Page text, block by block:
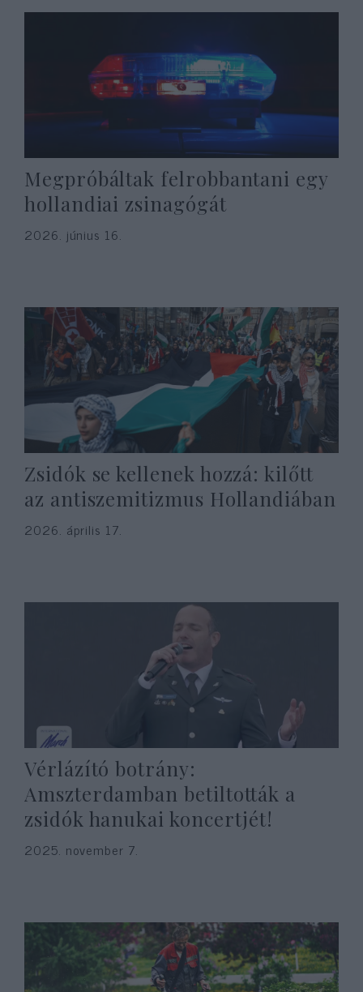
Megpróbáltak felrobbantani egy
hollandiai zsinagógát
2026. június 16.
Zsidók se kellenek hozzá: kilőtt
az antiszemitizmus Hollandiában
2026. április 17.
Vérlázító botrány:
Amszterdamban betiltották a
zsidók hanukai koncertjét!
2025. november 7.